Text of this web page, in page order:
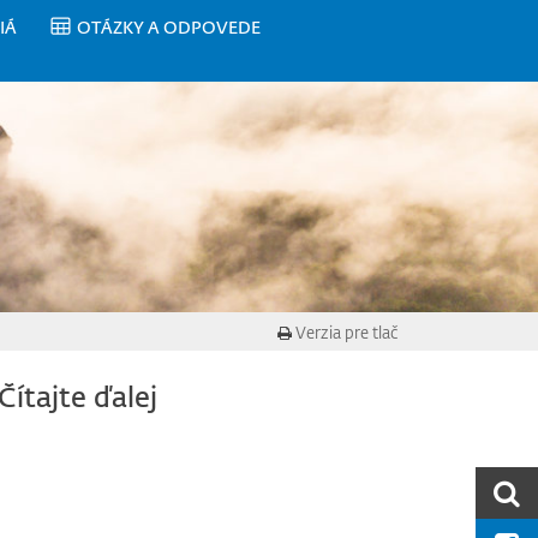
OTÁZKY A ODPOVEDE
Verzia pre tlač
ďalej